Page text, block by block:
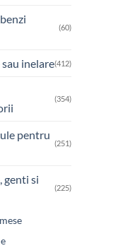
(60)
inelare(412)
(354)
pentru
(251)
genti si
(225)